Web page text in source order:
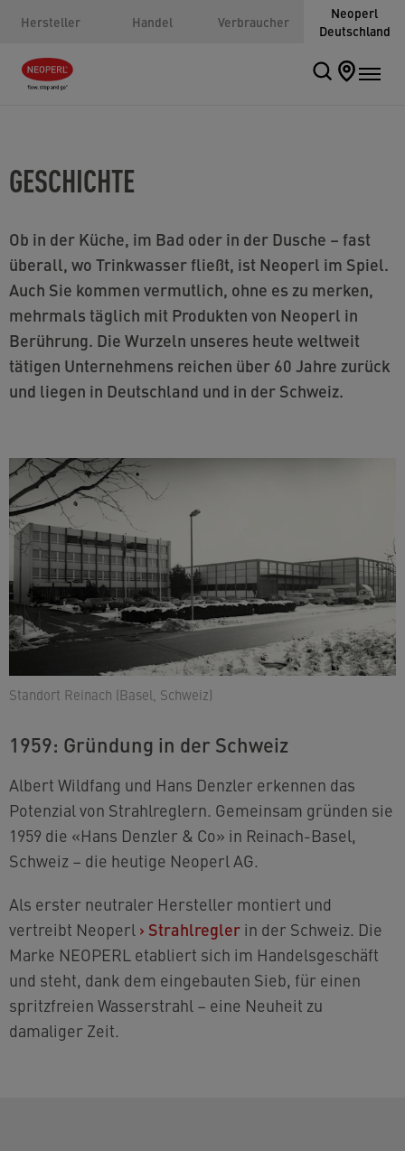
Hersteller Handel Verbraucher
Neoperl
Deutschland
GESCHICHTE
Ob in der Küche, im Bad oder in der Dusche – fast
überall, wo Trinkwasser fließt, ist Neoperl im Spiel.
Auch Sie kommen vermutlich, ohne es zu merken,
mehrmals täglich mit Produkten von Neoperl in
Berührung. Die Wurzeln unseres heute weltweit
tätigen Unternehmens reichen über 60 Jahre zurück
und liegen in Deutschland und in der Schweiz.
Standort Reinach (Basel, Schweiz)
1959: Gründung in der Schweiz
Albert Wildfang und Hans Denzler erkennen das
Potenzial von Strahlreglern. Gemeinsam gründen sie
1959 die «Hans Denzler & Co» in Reinach-Basel,
Schweiz – die heutige Neoperl AG.
Als erster neutraler Hersteller montiert und
vertreibt Neoperl › Strahlregler in der Schweiz. Die
Marke NEOPERL etabliert sich im Handelsgeschäft
und steht, dank dem eingebauten Sieb, für einen
spritzfreien Wasserstrahl – eine Neuheit zu
damaliger Zeit.